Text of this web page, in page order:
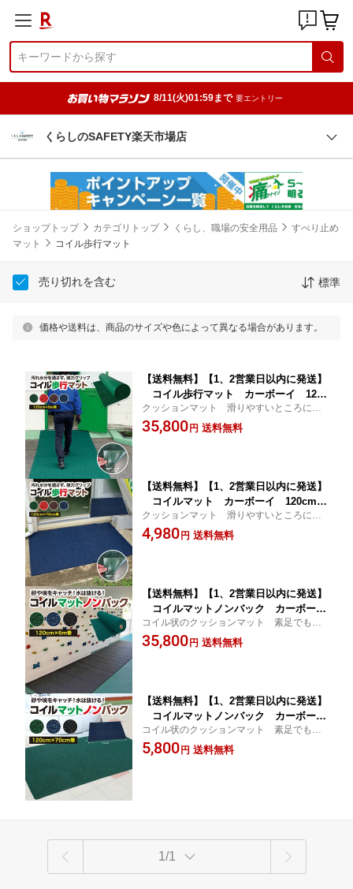
8/11(火)01:59まで 要エントリー
くらしのSAFETY楽天市場店
ショップトップ カテゴリトップ くらし、職場の安全用品
すべり止め
マット
コイル歩行マット
売り切れを含む 標準
価格や送料は、商品のサイズや色によって異なる場合があります。
【送料無料】【1、2営業日以内に発送】
コイル歩行マット カーボーイ 120c
m×6M すべり止めマット クッション
性抜群 ロール状でカット可能 汚れ落
クッションマット 滑りやすいところに
転んでも痛くない 素足でも痛くない 車
の荷台、トランクルームや足元にも 砂や
35,800 円 送料無料
【送料無料】【1、2営業日以内に発送】
コイルマット カーボーイ 120cm×
70cm すべり止めマット クッション
性抜群 カット可能 汚れ落としマッ
クッションマット 滑りやすいところに
転んでも痛くない 車の荷台、トランクル
ームや足元にも 砂や水分をキャッチ 好
4,980 円 送料無料
【送料無料】【1、2営業日以内に発送】
コイルマットノンバック カーボー
イ 120cm×6M KINB1206 水が抜け
る すべり止めマット クッション性抜
コイル状のクッションマット 素足でも痛
くない 車の荷台、トランクルームや足元
にも 砂や水分をキャッチ
35,800 円 送料無料
【送料無料】【1、2営業日以内に発送】
コイルマットノンバック カーボー
イ 70cm×120cm KINB1270 水が抜
ける すべり止めマット クッション性
コイル状のクッションマット 素足でも痛
くない 車の荷台、トランクルームや足元
にも 砂や水分をキャッチ
5,800 円 送料無料
1/1